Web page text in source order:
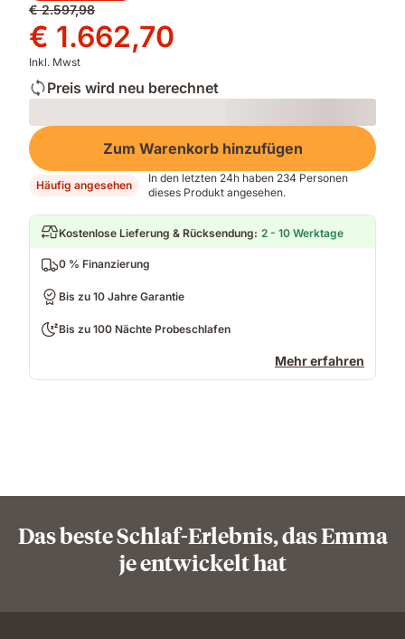
Ursprünglicher
Preis
€ 2.597,98
€ 2.597,98
Preis
€ 1.662,70
€ 1.662,70
Inkl. Mwst
Preis wird neu berechnet
Loading
Zum Warenkorb hinzufügen
Häufig angesehen
In den letzten 24h haben 234 Personen
dieses Produkt angesehen.
Kostenlose Lieferung & Rücksendung: 2 - 10 Werktage
0 % Finanzierung
Bis zu 10 Jahre Garantie
Bis zu 100 Nächte Probeschlafen
Mehr erfahren
Das beste Schlaf-Erlebnis, das Emma
je entwickelt hat